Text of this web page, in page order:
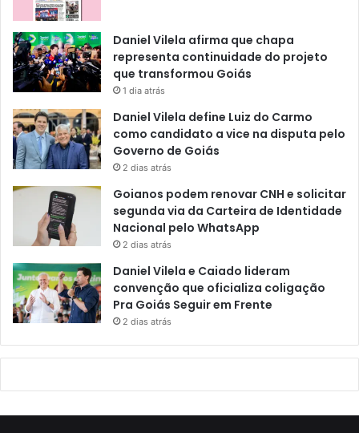
Daniel Vilela afirma que chapa
representa continuidade do projeto
que transformou Goiás
1 dia atrás
Daniel Vilela define Luiz do Carmo
como candidato a vice na disputa pelo
Governo de Goiás
2 dias atrás
Goianos podem renovar CNH e solicitar
segunda via da Carteira de Identidade
Nacional pelo WhatsApp
2 dias atrás
Daniel Vilela e Caiado lideram
convenção que oficializa coligação
Pra Goiás Seguir em Frente
2 dias atrás